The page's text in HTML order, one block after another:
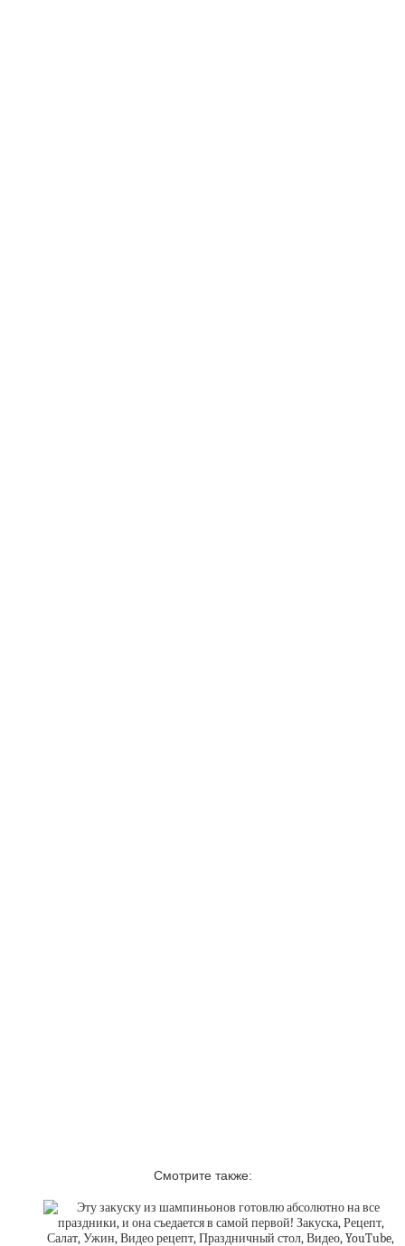
Смотрите также: